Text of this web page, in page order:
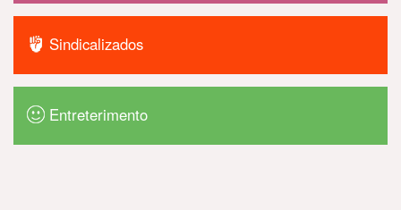
Sindicalizados
Entreterimento